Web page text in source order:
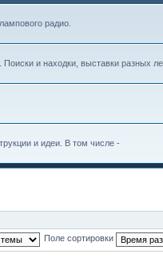
радио.
и находки, выставки разных
и идеи. В том числе -
Поле сортировки